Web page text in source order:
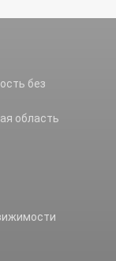
без
область